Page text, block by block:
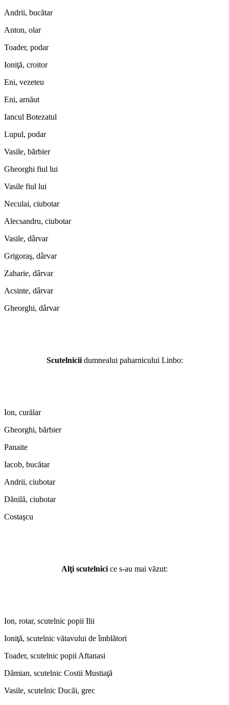
Andrii, bucătar
Anton, olar
Toader, podar
Ioniţă, croitor
Eni, vezeteu
Eni, arnăut
Iancul Botezatul
Lupul, podar
Vasile, bărbier
Gheorghi fiul lui
Vasile fiul lui
Neculai, ciubotar
Alecsandru, ciubotar
Vasile, dârvar
Grigoraş, dârvar
Zaharie, dârvar
Acsinte, dârvar
Gheorghi, dârvar
Scutelnicii dumnealui paharnicului Linbo:
Ion, curălar
Gheorghi, bărbier
Panaite
Iacob, bucătar
Andrii, ciubotar
Dănilă, ciubotar
Costaşcu
Alţi scutelnici ce s-au mai văzut:
Ion, rotar, scutelnic popii Ilii
Ioniţă, scutelnic vătavului de îmblători
Toader, scutelnic popii Aftanasi
Dămian, scutelnic Costii Mustiaţă
Vasile, scutelnic Ducăi, grec